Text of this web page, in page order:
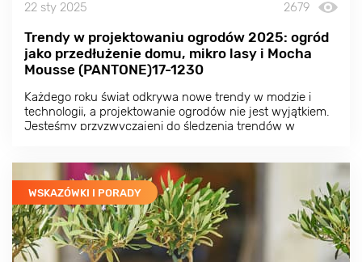
22 sty 2025 2679
Trendy w projektowaniu ogrodów 2025: ogród
jako przedłużenie domu, mikro lasy i Mocha
Mousse (PANTONE)17-1230
Każdego roku świat odkrywa nowe trendy w modzie i
technologii, a projektowanie ogrodów nie jest wyjątkiem.
Jesteśmy przyzwyczajeni do śledzenia trendów w
WSKAZÓWKI I PORADY